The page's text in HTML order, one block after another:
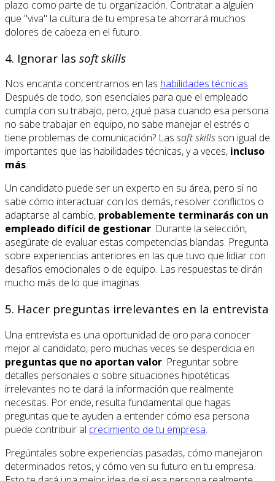
plazo como parte de tu organización. Contratar a alguien
que "viva" la cultura de tu empresa te ahorrará muchos
dolores de cabeza en el futuro.
4. Ignorar las soft skills
Nos encanta concentrarnos en las habilidades técnicas.
Después de todo, son esenciales para que el empleado
cumpla con su trabajo, pero, ¿qué pasa cuando esa persona
no sabe trabajar en equipo, no sabe manejar el estrés o
tiene problemas de comunicación? Las soft skills son igual de
importantes que las habilidades técnicas, y a veces, incluso
más.
Un candidato puede ser un experto en su área, pero si no
sabe cómo interactuar con los demás, resolver conflictos o
adaptarse al cambio, probablemente terminarás con un
empleado difícil de gestionar. Durante la selección,
asegúrate de evaluar estas competencias blandas. Pregunta
sobre experiencias anteriores en las que tuvo que lidiar con
desafíos emocionales o de equipo. Las respuestas te dirán
mucho más de lo que imaginas.
5. Hacer preguntas irrelevantes en la entrevista
Una entrevista es una oportunidad de oro para conocer
mejor al candidato, pero muchas veces se desperdicia en
preguntas que no aportan valor. Preguntar sobre
detalles personales o sobre situaciones hipotéticas
irrelevantes no te dará la información que realmente
necesitas. Por ende, resulta fundamental que hagas
preguntas que te ayuden a entender cómo esa persona
puede contribuir al crecimiento de tu empresa.
Pregúntales sobre experiencias pasadas, cómo manejaron
determinados retos, y cómo ven su futuro en tu empresa.